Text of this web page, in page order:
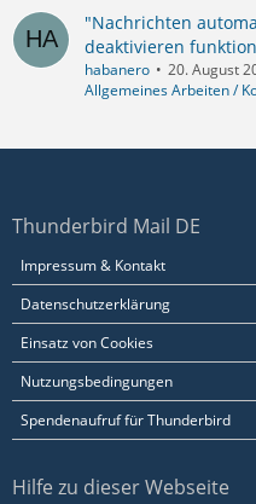
"Nachrichten
deaktivieren
habanero
20. August
Allgemeines Arbeiten /
Thunderbird Mail DE
Impressum & Kontakt
Datenschutzerklärung
Einsatz von Cookies
Nutzungsbedingungen
Spendenaufruf für Thunderbird
Hilfe zu dieser Webseite